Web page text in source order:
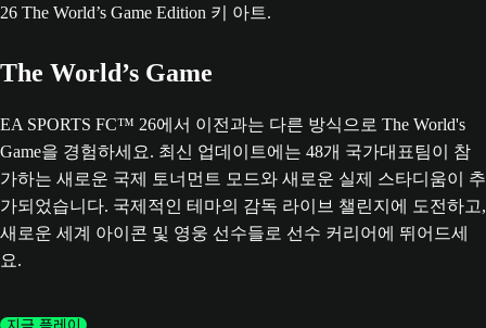
The World’s Game
EA SPORTS FC™ 26에서 이전과는 다른 방식으로 The World's
Game을 경험하세요. 최신 업데이트에는 48개 국가대표팀이 참
가하는 새로운 국제 토너먼트 모드와 새로운 실제 스타디움이 추
가되었습니다. 국제적인 테마의 감독 라이브 챌린지에 도전하고,
새로운 세계 아이콘 및 영웅 선수들로 선수 커리어에 뛰어드세
요.